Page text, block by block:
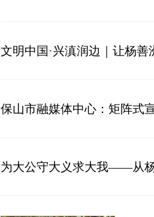
文明中国·兴滇润边｜让杨
保山市融媒体中心：矩阵式
为大公守大义求大我——从